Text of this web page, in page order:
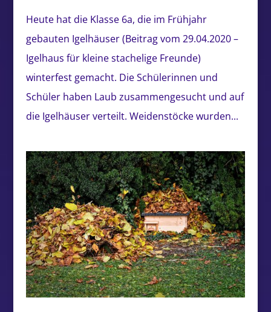
Heute hat die Klasse 6a, die im Frühjahr
gebauten Igelhäuser (Beitrag vom 29.04.2020 –
Igelhaus für kleine stachelige Freunde)
winterfest gemacht. Die Schülerinnen und
Schüler haben Laub zusammengesucht und auf
die Igelhäuser verteilt. Weidenstöcke wurden...